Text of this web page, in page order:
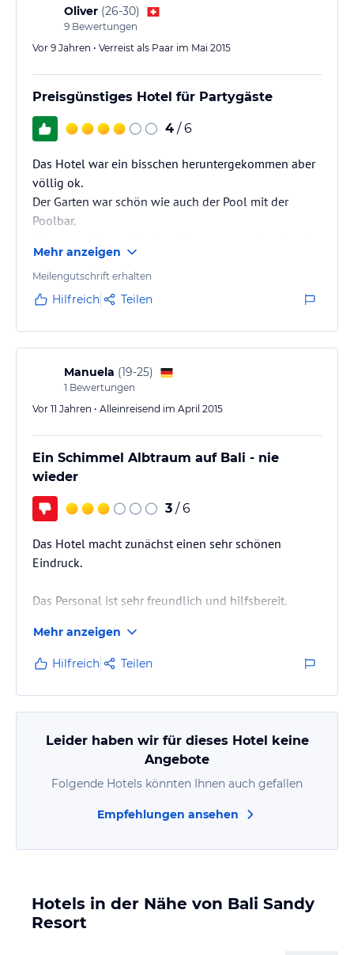
Oliver (26-30)
9 Bewertungen
Vor 9 Jahren • Verreist als Paar im Mai 2015
Preisgünstiges Hotel für Partygäste
4 / 6
Das Hotel war ein bisschen heruntergekommen aber
völlig ok.
Der Garten war schön wie auch der Pool mit der
Poolbar.
bisschen teurer als in den Beautyshops in Kuta.
Das Zimmer wahr mehrheitlich sauber, die Möbel
waren ein bisschen veraltret aber im grossen und
Gäste die gerne Party machen wollen, da es sehr nah
am Strand und den Clubs ist.
Mehr anzeigen
Meilengutschrift erhalten
Hilfreich Teilen
Manuela (19-25)
1 Bewertungen
Vor 11 Jahren • Alleinreisend im April 2015
Ein Schimmel Albtraum auf Bali - nie
wieder
3 / 6
Das Hotel macht zunächst einen sehr schönen
Eindruck.
Das Personal ist sehr freundlich und hilfsbereit.
Doch dann betreten Sie mal das Zimmer...
(Siehe unten, Zimmerbewertung)
Mehr anzeigen
Hilfreich Teilen
Leider haben wir für dieses Hotel keine
Angebote
Folgende Hotels könnten Ihnen auch gefallen
Empfehlungen ansehen
Hotels in der Nähe von Bali Sandy
Resort